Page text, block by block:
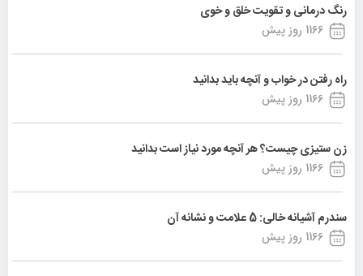
رنگ درمانی و تقویت خلق و خوی
1166 روز پیش
راه رفتن در خواب و آنچه باید بدانید
1166 روز پیش
زن ستیزی چیست؟ هر آنچه مورد نیاز است بدانید
1166 روز پیش
سندرم آشیانه خالی: 5 علامت و نشانه آن
1166 روز پیش